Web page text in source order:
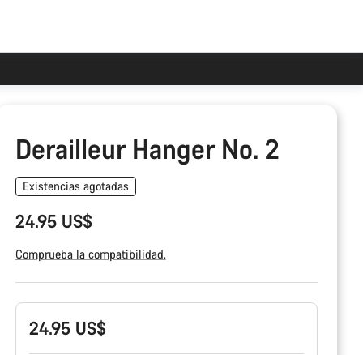
Derailleur Hanger No. 2
Existencias agotadas
24.95 US$
Comprueba la compatibilidad.
Configuración
del24.95 US$